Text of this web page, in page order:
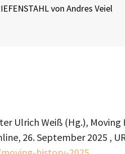
von Andres Veiel
Ulrich Weiß (Hg.),
26. September 2025 ,